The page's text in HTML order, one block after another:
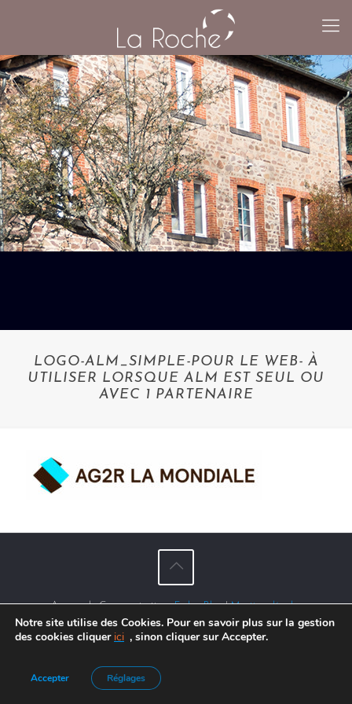
LOGO-ALM_SIMPLE-POUR LE WEB- À
UTILISER LORSQUE ALM EST SEUL OU
AVEC 1 PARTENAIRE
Agence de Communication :Frelon Bleu|Mentions légales
Notre site utilise des Cookies. Pour en savoir plus sur la gestion
des cookies cliquer ici , sinon cliquer sur Accepter.
Accepter Réglages